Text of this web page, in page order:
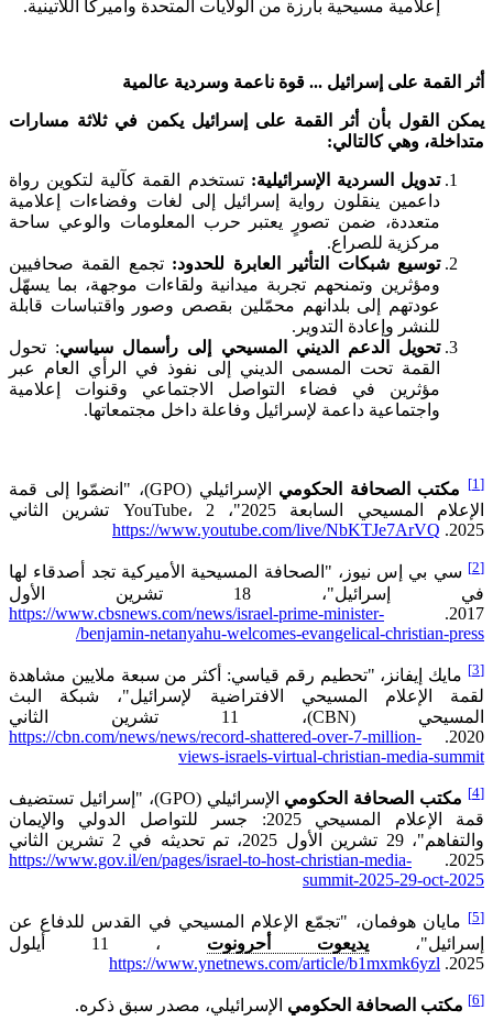
إعلامية مسيحية بارزة من الولايات المتحدة وأميركا اللاتينية.
أثر القمة على إسرائيل ... قوة ناعمة وسردية عالمية
يمكن القول بأن أثر القمة على إسرائيل يكمن في ثلاثة مسارات
متداخلة، وهي كالتالي:
تدويل السردية الإسرائيلية:تستخدم القمة كآلية لتكوين رواة
داعمين ينقلون رواية إسرائيل إلى لغات وفضاءات إعلامية
متعددة، ضمن تصورٍ يعتبر حرب المعلومات والوعي ساحة
مركزية للصراع.
توسيع شبكات التأثير العابرة للحدود:تجمع القمة صحافيين
ومؤثرين وتمنحهم تجربة ميدانية ولقاءات موجهة، بما يسهّل
عودتهم إلى بلدانهم محمّلين بقصص وصور واقتباسات قابلة
للنشر وإعادة التدوير.
تحويل الدعم الديني المسيحي إلى رأسمال سياسي: تحول
القمة تحت المسمى الديني إلى نفوذ في الرأي العام عبر
مؤثرين في فضاء التواصل الاجتماعي وقنوات إعلامية
واجتماعية داعمة لإسرائيل وفاعلة داخل مجتمعاتها.
[1] مكتب الصحافة الحكومي
الإسرائيلي (GPO)، "انضمّوا إلى قمة
الإعلام المسيحي السابعة 2025"، YouTube، 2 تشرين الثاني
2025.
https://www.youtube.com/live/NbKTJe7ArVQ
[2]
سي بي إس نيوز، "الصحافة المسيحية الأميركية تجد أصدقاء لها
في إسرائيل"، 18 تشرين الأول
2017.
https://www.cbsnews.com/news/israel-prime-minister-
benjamin-netanyahu-welcomes-evangelical-christian-press/
[3]
مايك إيفانز، "تحطيم رقم قياسي: أكثر من سبعة ملايين مشاهدة
لقمة الإعلام المسيحي الافتراضية لإسرائيل"، شبكة البث
المسيحي (CBN)، 11 تشرين الثاني
2020.
https://cbn.com/news/news/record-shattered-over-7-million-
views-israels-virtual-christian-media-summit
[4] مكتب الصحافة الحكومي
الإسرائيلي (GPO)، "إسرائيل تستضيف
قمة الإعلام المسيحي 2025: جسر للتواصل الدولي والإيمان
والتفاهم"، 29 تشرين الأول 2025، تم تحديثه في 2 تشرين الثاني
2025.
https://www.gov.il/en/pages/israel-to-host-christian-media-
summit-2025-29-oct-2025
[5]
مايان هوفمان، "تجمّع الإعلام المسيحي في القدس للدفاع عن
إسرائيل"، يديعوت أحرونوت
، 11 أيلول
2025.
https://www.ynetnews.com/article/b1mxmk6yzl
[6] مكتب الصحافة الحكومي الإسرائيلي، مصدر سبق ذكره.